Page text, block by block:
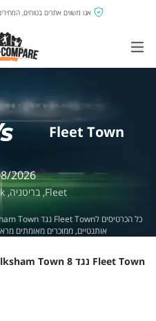
אנו משווים אתרים בטוחים,
Fleet Town
2026
Fleet, בריטניה,
אותנטיים, ממוכרים מאומתים
Fleet Town נגד Melksham Town 8 אוג' 2026